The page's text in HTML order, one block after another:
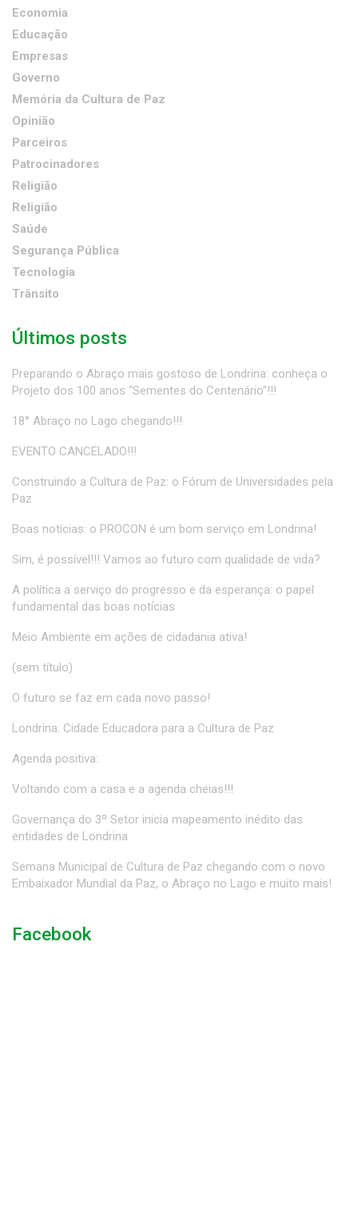
Economia
Educação
Empresas
Governo
Memória da Cultura de Paz
Opinião
Parceiros
Patrocinadores
Religião
Religião
Saúde
Segurança Pública
Tecnologia
Trânsito
Últimos posts
Preparando o Abraço mais gostoso de Londrina: conheça o
Projeto dos 100 anos “Sementes do Centenário”!!!
18° Abraço no Lago chegando!!!
EVENTO CANCELADO!!!
Construindo a Cultura de Paz: o Fórum de Universidades pela
Paz
Boas notícias: o PROCON é um bom serviço em Londrina!
Sim, é possível!!! Vamos ao futuro com qualidade de vida?
A política a serviço do progresso e da esperança: o papel
fundamental das boas notícias
Meio Ambiente em ações de cidadania ativa!
(sem título)
O futuro se faz em cada novo passo!
Londrina: Cidade Educadora para a Cultura de Paz
Agenda positiva:
Voltando com a casa e a agenda cheias!!!
Governança do 3º Setor inicia mapeamento inédito das
entidades de Londrina
Semana Municipal de Cultura de Paz chegando com o novo
Embaixador Mundial da Paz, o Abraço no Lago e muito mais!
Facebook